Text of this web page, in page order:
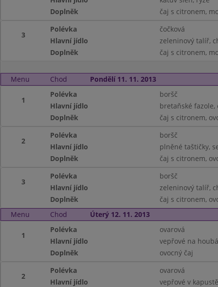
Doplněk
čaj s citronem,
3
Polévka
čočková
Hlavní jídlo
zeleninový talíř,
Doplněk
čaj s citronem,
Menu Chod Pondělí 11. 11. 2013
1
Polévka
boršč
Hlavní jídlo
bretaňské fazole,
Doplněk
čaj s citronem,
2
Polévka
boršč
Hlavní jídlo
plněné taštičky,
Doplněk
čaj s citronem,
3
Polévka
boršč
Hlavní jídlo
zeleninový talíř,
Doplněk
čaj s citronem,
Menu
Chod Úterý 12. 11. 2013
1
Polévka
ovarová
Hlavní jídlo
vepřové na
Doplněk
ovocný čaj
2
Polévka
ovarová
Hlavní jídlo
vepřové v